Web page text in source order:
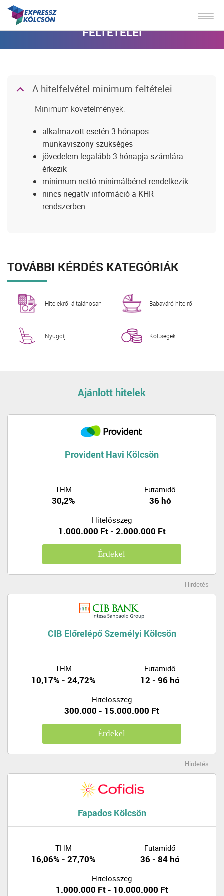
A HITELFELVÉTEL MINIMUM
FELTÉTELEI
B A hitelfelvétel minimum feltételei
Minimum követelmények:
alkalmazott esetén 3 hónapos
munkaviszony szükséges
jövedelem legalább 3 hónapja számlára
érkezik
minimum nettó minimálbérrel rendelkezik
nincs negatív információ a KHR
rendszerben
TOVÁBBI KÉRDÉS KATEGÓRIÁK
Hitelekről általánosan Babaváró hitelről
Nyugdíj Költségek
Ajánlott hitelek
Provident Havi Kölcsön
THM
30,2%
Futamidő
36 hó
Hitelösszeg
1.000.000 Ft - 2.000.000 Ft
Érdekel
Hirdetés
CIB Előrelépő Személyi Kölcsön
THM
10,17% - 24,72%
Futamidő
12 - 96 hó
Hitelösszeg
300.000 - 15.000.000 Ft
Érdekel
Hirdetés
Fapados Kölcsön
THM
16,06% - 27,70%
Futamidő
36 - 84 hó
Hitelösszeg
1.000.000 Ft - 10.000.000 Ft